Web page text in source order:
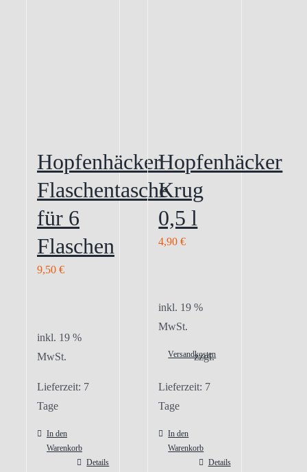
Hopfenhäcker
Flaschentasche
für 6
Flaschen
9,50 €
inkl. 19 %
MwSt.
Lieferzeit: 7
Tage
In den
Warenkorb
Details
Hopfenhäcker
Krug
0,5 l
4,90€
inkl. 19 %
MwSt.
zzgl.
Versandkosten
Lieferzeit: 7
Tage
In den
Warenkorb
Details